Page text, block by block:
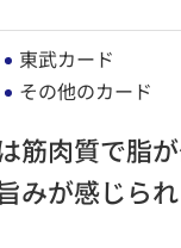
東武カード
その他のカード
筋肉質で脂
みが感じられ